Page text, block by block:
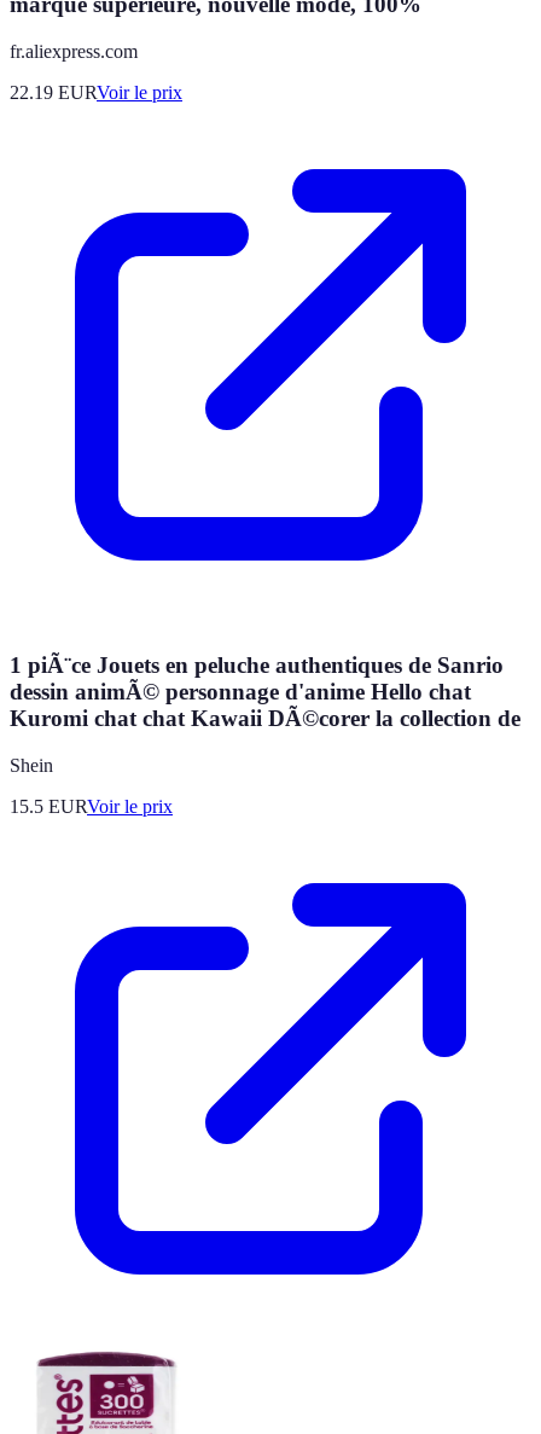
fr.aliexpress.com
22.19 EURVoir le prix
1 piÃ¨ce Jouets en peluche authentiques de Sanrio
dessin animÃ© personnage d'anime Hello chat
Kuromi chat chat Kawaii DÃ©corer la collection de
Shein
15.5 EURVoir le prix